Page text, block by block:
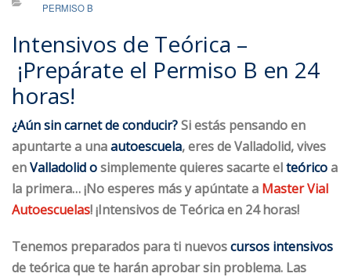
PERMISO B
Intensivos de Teórica –
¡Prepárate el Permiso B en 24
horas!
¿Aún sin carnet de conducir?Si estás pensando en
apuntarte a unaautoescuela, eres deValladolid, vives
enValladolid osimplemente quieres sacarte elteóricoa
la primera… ¡No esperes más y apúntate a Master Vial
Autoescuelas! ¡Intensivos de Teórica en 24 horas!
Tenemos preparados para ti nuevoscursos intensivos
de teórica que te harán aprobar sin problema. Las